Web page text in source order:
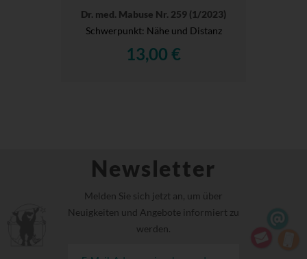
Dr. med. Mabuse Nr. 259 (1/2023)
Schwerpunkt: Nähe und Distanz
13,00 €
Newsletter
Melden Sie sich jetzt an, um über
Neuigkeiten und Angebote informiert zu
werden.